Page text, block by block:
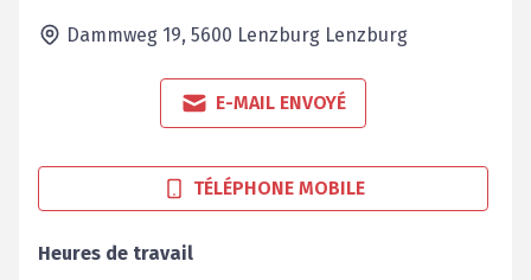
Dammweg 19, 5600 Lenzburg Lenzburg
E-MAIL ENVOYÉ
TÉLÉPHONE MOBILE
Heures de travail